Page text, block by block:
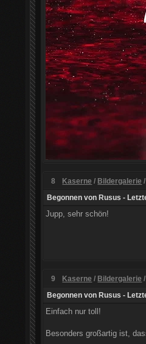
8 Kaserne / Bildergalerie /
Begonnen von Rusus -
Jupp, sehr schön!
9 Kaserne / Bildergalerie /
Begonnen von Rusus -
Einfach nur toll!
Besonders großartig ist,